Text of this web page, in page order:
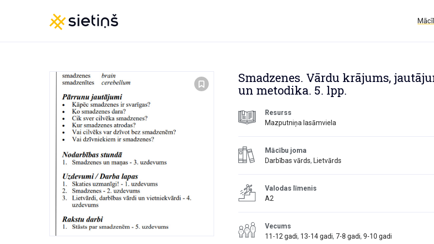
Smadzenes. Vārdu krājums,
un metodika. 5. lpp.
Resurss
Mazputniņa lasāmviela
Mācību joma
Darbības vārds, Lietvārds
Valodas līmenis
A2
Vecums
11-12 gadi, 13-14 gadi, 7-8 gadi, 9-10 gadi